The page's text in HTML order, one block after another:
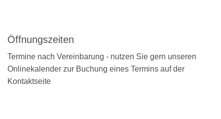
Öffnungszeiten
Termine nach Vereinbarung - nutzen Sie gern unseren
Onlinekalender zur Buchung eines Termins auf der
Kontaktseite